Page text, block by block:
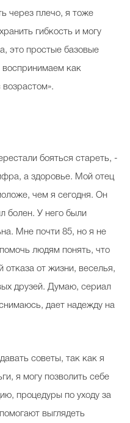
через плечо, я тоже
гибкость и могу
это простые базовые
как
бояться стареть, -
а здоровье. Мой отец
чем я сегодня. Он
болен. У него были
Мне почти 85, но я не
людям понять, что
отказа от жизни, веселья,
друзей. Думаю, сериал
дает надежду на
советы, так как я
я могу позволить себе
процедуры по уходу за
выглядеть